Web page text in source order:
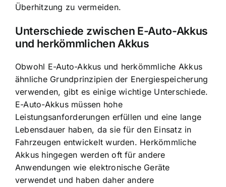
Überhitzung zu vermeiden.
Unterschiede zwischen E-Auto-Akkus
und herkömmlichen Akkus
Obwohl E-Auto-Akkus und herkömmliche Akkus
ähnliche Grundprinzipien der Energiespeicherung
verwenden, gibt es einige wichtige Unterschiede.
E-Auto-Akkus müssen hohe
Leistungsanforderungen erfüllen und eine lange
Lebensdauer haben, da sie für den Einsatz in
Fahrzeugen entwickelt wurden. Herkömmliche
Akkus hingegen werden oft für andere
Anwendungen wie elektronische Geräte
verwendet und haben daher andere